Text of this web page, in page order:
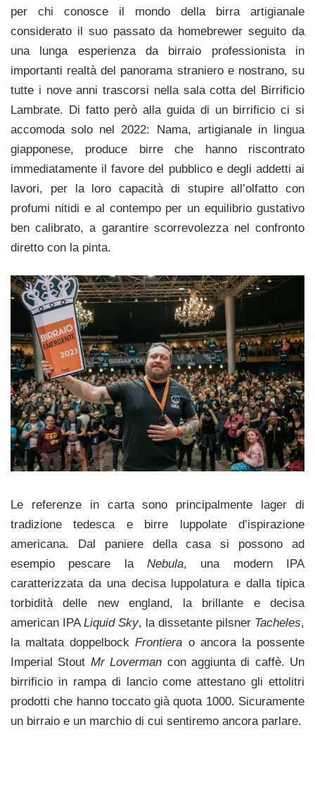
per chi conosce il mondo della birra artigianale
considerato il suo passato da homebrewer seguito da
una lunga esperienza da birraio professionista in
importanti realtà del panorama straniero e nostrano, su
tutte i nove anni trascorsi nella sala cotta del Birrificio
Lambrate. Di fatto però alla guida di un birrificio ci si
accomoda solo nel 2022: Nama, artigianale in lingua
giapponese, produce birre che hanno riscontrato
immediatamente il favore del pubblico e degli addetti ai
lavori, per la loro capacità di stupire all’olfatto con
profumi nitidi e al contempo per un equilibrio gustativo
ben calibrato, a garantire scorrevolezza nel confronto
diretto con la pinta.
Le referenze in carta sono principalmente lager di
tradizione tedesca e birre luppolate d’ispirazione
americana. Dal paniere della casa si possono ad
esempio pescare la Nebula, una modern IPA
caratterizzata da una decisa luppolatura e dalla tipica
torbidità delle new england, la brillante e decisa
american IPALiquid Sky, la dissetante pilsner Tacheles,
la maltata doppelbockFrontiera o ancora la possente
Imperial Stout Mr Loverman con aggiunta di caffè. Un
birrificio in rampa di lancio come attestano gli ettolitri
prodotti che hanno toccato già quota 1000. Sicuramente
un birraio e un marchio di cui sentiremo ancora parlare.